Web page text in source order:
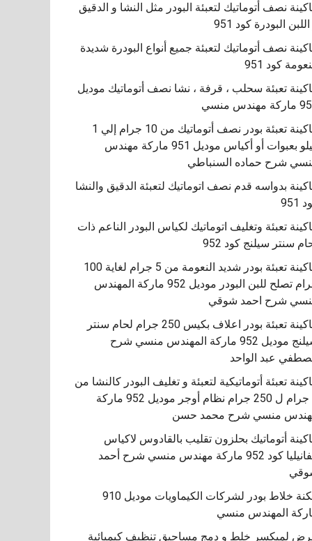
نصف أتوماتيك لتعبئة البودر مثل النشا و الدقيق
البودرة كود 951
نصف أتوماتيك لتعبئة جميع أنواع البودرة شديدة
كود 951
تعبئة سحلب ، قرفة ، نشا نصف أتوماتيك موديل
مهندس منسي
ماكينة تعبئة بودر نصف أتوماتيك من 10 جرام إلي 1
كيلو بعبوات أو أكياس موديل 951 ماركة مهندس
شرح حماده السنباطي
بدواسه قدم نصف اتوماتيك لتعبئة الدقيق والنشا
تعبئة وتغليف اتوماتيك لكياس البودر الناعم ذات
سنتر سيلنج كود 952
ماكينة تعبئة بودر شديد النعومة من 5 جرام لغاية 100
جرام تصلح للبن البودر موديل 952 ماركة المهندس
شرح احمد شوقي
ماكينة تعبئة بودر اعلاف بكيس 250 جرام لحام سنتر
سيلنج موديل 952 ماركة المهندس منسي شرح
عبد الواحد
تعبئة أتوماتيكية لتعبئة و تغليف البودر كالنشا من
5 جرام ل 250 جرام نظام أوجر موديل 952 ماركة
منسي شرح محمد حسن
أتوماتيك بحلزون تقليب بالقادوس لاكياس
الفانيليا كود 952 ماركة مهندس منسي شرح أحمد
مكنة خلاط بودر لشركات الكيماويات موديل 910
المهندس منسي
لميكسر خلط و دمج مساحيق تنظيف كيميائية